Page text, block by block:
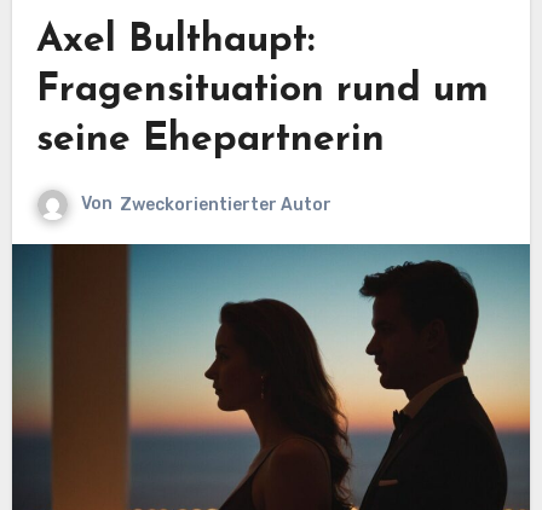
Axel Bulthaupt:
Fragensituation rund um
seine Ehepartnerin
Von Zweckorientierter Autor